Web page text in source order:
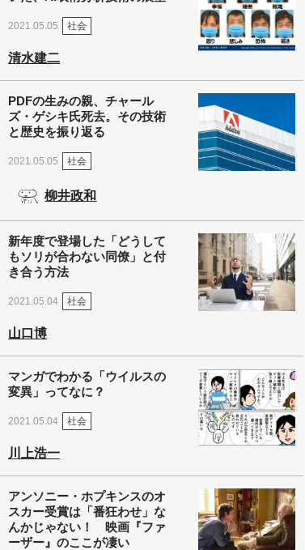
2021.05.05 社会
清水建二
PDFの生みの親、チャール
ズ・ゲシキ氏死去。その技術
と歴史を振り返る
2021.05.05 社会
柳井政和
新年度で登場した「どうして
もソリが合わない同僚」と付
き合う方法
2021.05.04 社会
山口博
マンガでわかる「ウイルスの
変異」ってなに？
2021.05.04 社会
川上浩一
アンソニー・ホプキンスのオ
スカー受賞は「番狂わせ」な
んかじゃない！ 映画『ファ
ーザー』のここが凄い